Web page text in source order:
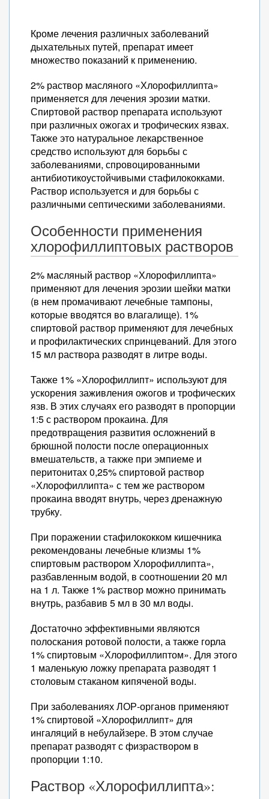
Кроме лечения различных заболеваний
дыхательных путей, препарат имеет
множество показаний к применению.
2% раствор масляного «Хлорофиллипта»
применяется для лечения эрозии матки.
Спиртовой раствор препарата используют
при различных ожогах и трофических язвах.
Также это натуральное лекарственное
средство используют для борьбы с
заболеваниями, спровоцированными
антибиотикоустойчивыми стафилококками.
Раствор используется и для борьбы с
различными септическими заболеваниями.
Особенности применения
хлорофиллиптовых растворов
2% масляный раствор «Хлорофиллипта»
применяют для лечения эрозии шейки матки
(в нем промачивают лечебные тампоны,
которые вводятся во влагалище). 1%
спиртовой раствор применяют для лечебных
и профилактических спринцеваний. Для этого
15 мл раствора разводят в литре воды.
Также 1% «Хлорофиллипт» используют для
ускорения заживления ожогов и трофических
язв. В этих случаях его разводят в пропорции
1:5 с раствором прокаина. Для
предотвращения развития осложнений в
брюшной полости после операционных
вмешательств, а также при эмпиеме и
перитонитах 0,25% спиртовой раствор
«Хлорофиллипта» с тем же раствором
прокаина вводят внутрь, через дренажную
трубку.
При поражении стафилококком кишечника
рекомендованы лечебные клизмы 1%
спиртовым раствором Хлорофиллипта»,
разбавленным водой, в соотношении 20 мл
на 1 л. Также 1% раствор можно принимать
внутрь, разбавив 5 мл в 30 мл воды.
Достаточно эффективными являются
полоскания ротовой полости, а также горла
1% спиртовым «Хлорофиллиптом». Для этого
1 маленькую ложку препарата разводят 1
столовым стаканом кипяченой воды.
При заболеваниях ЛОР-органов применяют
1% спиртовой «Хлорофиллипт» для
ингаляций в небулайзере. В этом случае
препарат разводят с физраствором в
пропорции 1:10.
Раствор «Хлорофиллипта»: